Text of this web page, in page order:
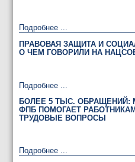
Подробнее ...
ПРАВОВАЯ ЗАЩИТА И
О ЧЕМ ГОВОРИЛИ НА
Подробнее ...
БОЛЕЕ 5 ТЫС. ОБРАЩЕНИЙ:
ФПБ ПОМОГАЕТ
ТРУДОВЫЕ ВОПРОСЫ
Подробнее ...